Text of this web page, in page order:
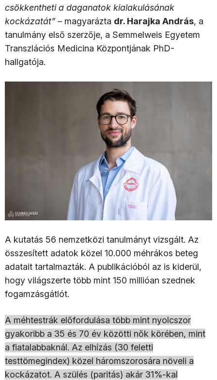
csökkentheti a daganatok kialakulásának
kockázatát” – magyarázta dr. Harajka András, a
tanulmány első szerzője, a Semmelweis Egyetem
Transzlációs Medicina Központjának PhD-
hallgatója.
A kutatás 56 nemzetközi tanulmányt vizsgált. Az
összesített adatok közel 10.000 méhrákos beteg
adatait tartalmazták. A publikációból az is kiderül,
hogy világszerte több mint 150 millióan szednek
fogamzásgátlót.
A méhtestrák előfordulása több mint nyolcszor
gyakoribb a 35 és 70 év közötti nők körében, mint
a fiatalabbaknál. Az elhízás (30 feletti
testtömegindex) közel háromszorosára növeli a
kockázatot. A szülés (paritás) akár 31%-kal